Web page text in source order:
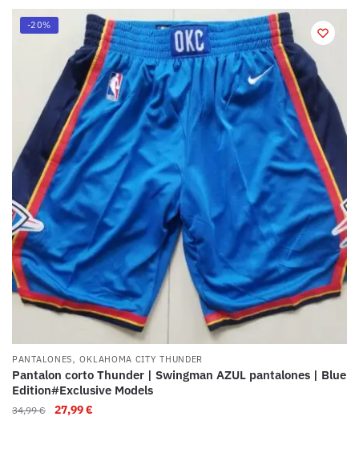
-20%
PANTALONES,OKLAHOMA CITY THUNDER
Pantalon corto Thunder | Swingman AZUL pantalones | Blue
Edition#Exclusive Models
34,99€ 27,99€